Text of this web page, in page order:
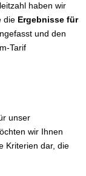
haben wir
die Ergebnisse für
und den
Tarif
unser
wir Ihnen
Kriterien dar, die